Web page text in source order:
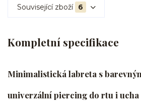
Související zboží 6
Kompletní specifikace
Minimalistická labreta s
univerzální piercing do rtu i ucha